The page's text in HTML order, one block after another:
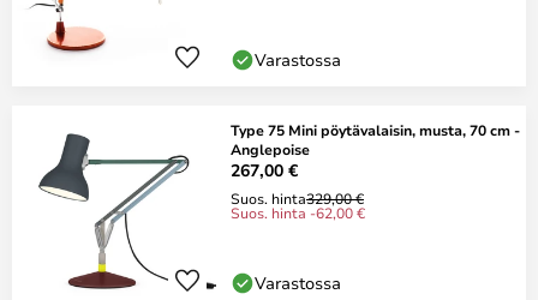
Varastossa
Type 75 Mini pöytävalaisin, musta, 70 cm -
Anglepoise
267,00 €
Suos. hinta329,00 €
Suos. hinta -62,00 €
Varastossa